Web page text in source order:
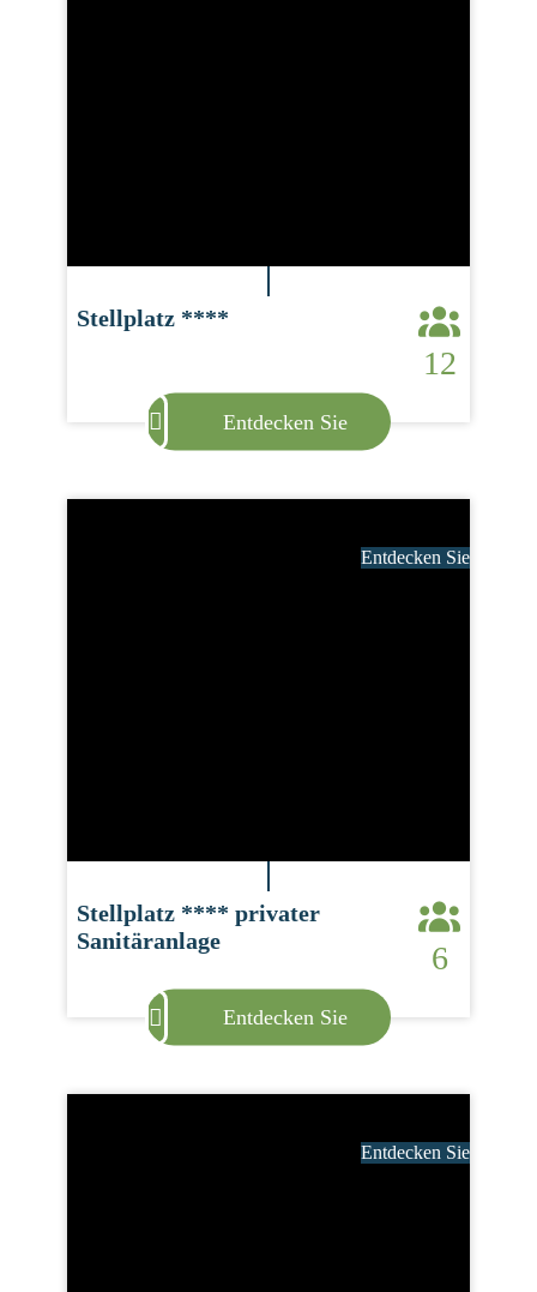
Stellplatz ****
12
Entdecken Sie
Entdecken Sie
Stellplatz **** privater
Sanitäranlage
6
Entdecken Sie
Entdecken Sie